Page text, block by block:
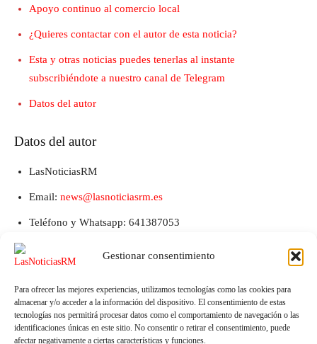
Gestionar consentimiento
Para ofrecer las mejores experiencias, utilizamos tecnologías como las cookies para
almacenar y/o acceder a la información del dispositivo. El consentimiento de estas
tecnologías nos permitirá procesar datos como el comportamiento de navegación o las
identificaciones únicas en este sitio. No consentir o retirar el consentimiento, puede
afectar negativamente a ciertas características y funciones.
Apoyo continuo al comercio local
¿Quieres contactar con el autor de esta noticia?
Esta y otras noticias puedes tenerlas al instante
subscribiéndote a nuestro canal de Telegram
Datos del autor
Datos del autor
LasNoticiasRM
Email: news@lasnoticiasrm.es
Teléfono y Whatsapp: 641387053